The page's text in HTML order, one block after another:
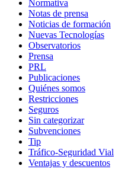
Normativa
Notas de prensa
Noticias de formación
Nuevas Tecnologías
Observatorios
Prensa
PRL
Publicaciones
Quiénes somos
Restricciones
Seguros
Sin categorizar
Subvenciones
Tip
Tráfico-Seguridad Vial
Ventajas y descuentos